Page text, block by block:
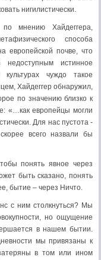
нигилистически.
по мнению Хайдеггера,
способа
европейской почве, что
недоступным истинное
чуждо такое
Хайдеггер обнаружил,
по значению близко к
«…как европейцы могли
Для нас пустота -
всего назвали бы
понять явное через
быть сказано, понять
бытие – через Ничто.
с ним столкнуться? Мы
но ощущение
в нашем бытии.
мы привязаны к
в том или ином